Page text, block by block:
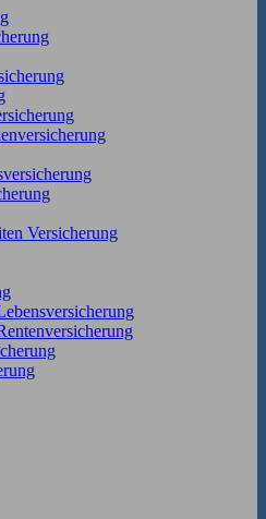
Versicherung